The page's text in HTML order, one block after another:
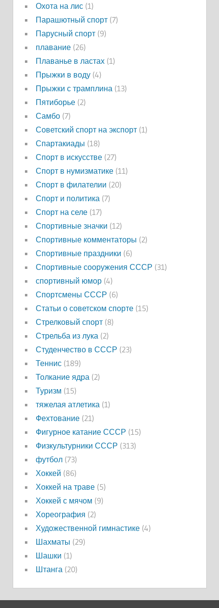
Охота на лис(1)
Парашютный спорт(7)
Парусный спорт(9)
плавание(26)
Плаванье в ластах(1)
Прыжки в воду(4)
Прыжки с трамплина (13)
Пятиборье(2)
Самбо(7)
Советский спорт на экспорт(1)
Спартакиады (18)
Спорт в искусстве(27)
Спорт в нумизматике(11)
Спорт в филателии (20)
Спорт и политика (7)
Спорт на селе(17)
Спортивные значки (12)
Спортивные комментаторы (2)
Спортивные праздники (6)
Спортивные сооружения СССР (31)
спортивный юмор(4)
Спортсмены СССР (6)
Статьи о советском спорте(15)
Стрелковый спорт(8)
Стрельба из лука (2)
Студенчество в СССР (23)
Теннис(189)
Толкание ядра (2)
Туризм (15)
тяжелая атлетика (1)
Фехтование(21)
Фигурное катание СССР (15)
Физкультурники СССР (313)
футбол(73)
Хоккей (86)
Хоккей на траве(5)
Хоккей с мячом (9)
Хореография (2)
Художественной гимнастике(4)
Шахматы (29)
Шашки (1)
Штанга (20)